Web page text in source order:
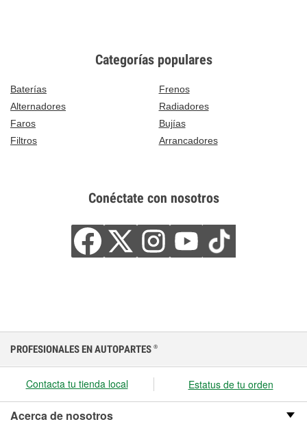
Categorías populares
Baterías
Frenos
Alternadores
Radiadores
Faros
Bujías
Filtros
Arrancadores
Conéctate con nosotros
PROFESIONALES EN AUTOPARTES ®
Contacta tu tienda local Estatus de tu orden
Acerca de nosotros